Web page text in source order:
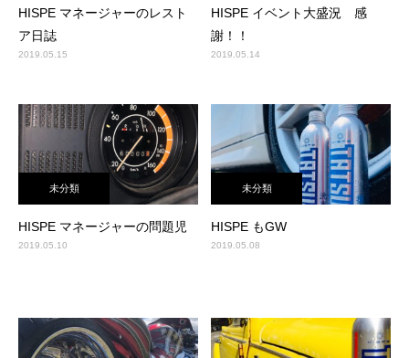
HISPE マネージャーのレスト
ア日誌
2019.05.15
HISPE イベント大盛況 感
謝！！
2019.05.14
未分類
HISPE マネージャーの問題児
2019.05.10
未分類
HISPE もGW
2019.05.08